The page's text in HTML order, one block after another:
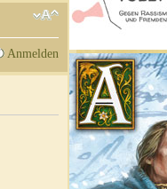
Anmelden